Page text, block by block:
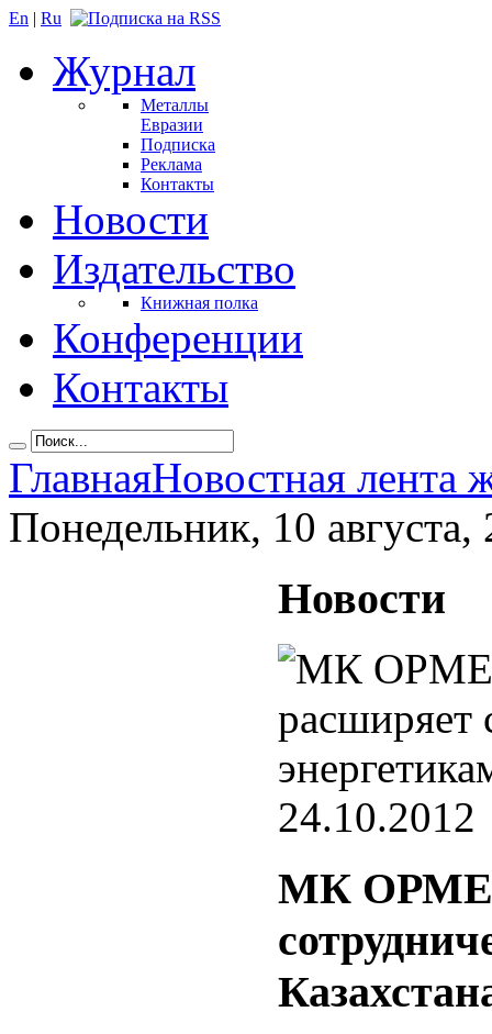
En | Ru
Журнал
Металлы
Евразии
Подписка
Реклама
Контакты
Новости
Издательство
Книжная полка
Конференции
Контакты
ГлавнаяНовостная лента
Понедельник, 10 августа,
Новости
24.10.2012
МК